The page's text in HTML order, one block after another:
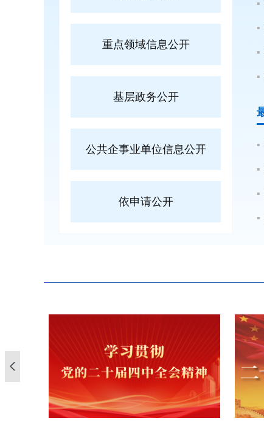
重点领域信息公开
基层政务公开
公共企事业单位信息公开
依申请公开